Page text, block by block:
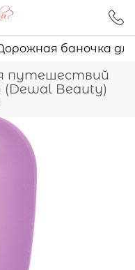
баночка
путешествий
Beauty)